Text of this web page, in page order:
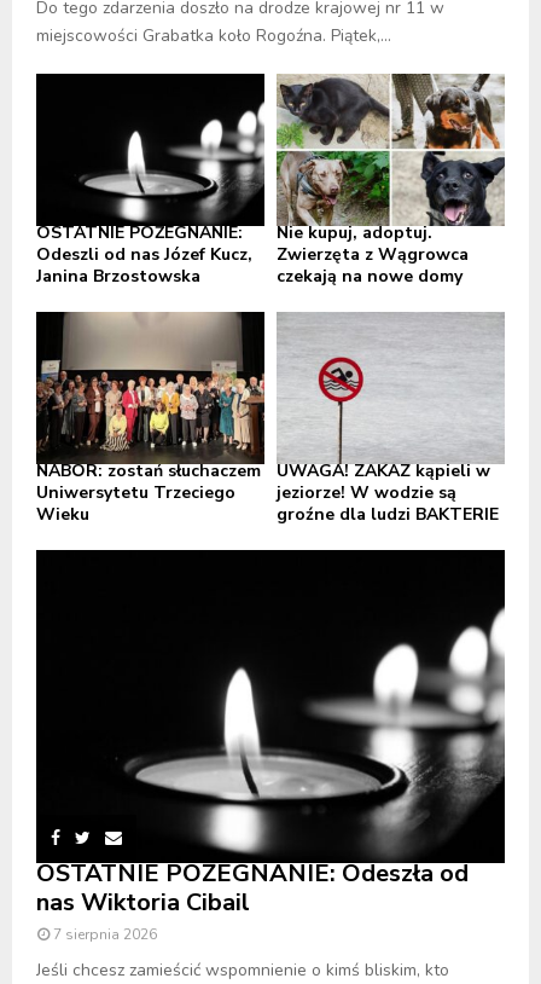
Do tego zdarzenia doszło na drodze krajowej nr 11 w
miejscowości Grabatka koło Rogoźna. Piątek,...
OSTATNIE POŻEGNANIE:
Odeszli od nas Józef Kucz,
Janina Brzostowska
Nie kupuj, adoptuj.
Zwierzęta z Wągrowca
czekają na nowe domy
NABÓR: zostań słuchaczem
Uniwersytetu Trzeciego
Wieku
UWAGA! ZAKAZ kąpieli w
jeziorze! W wodzie są
groźne dla ludzi BAKTERIE
OSTATNIE POŻEGNANIE: Odeszła od
nas Wiktoria Cibail
7 sierpnia 2026
Jeśli chcesz zamieścić wspomnienie o kimś bliskim, kto